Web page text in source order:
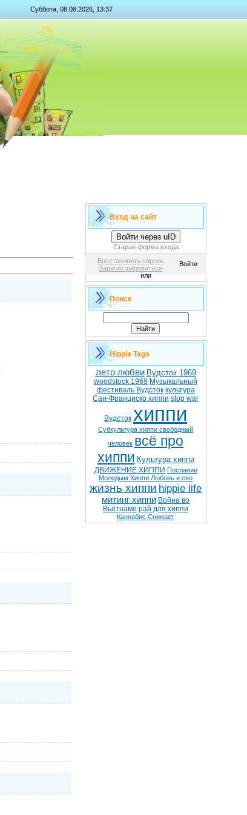
Суббота, 08.08.2026, 13:37
Вход на сайт
Войти через uID
Старая форма входа
Войти
Восстановить пароль
Зарегистрироваться
или
Поиск
Hippie Tags
лето любви Вудсток 1969
woodstock 1969 Музыкальный
фестиваль Вудсток культура
Сан-Франциско хиппи stop war
Вудсток хиппи
Субкультура хиппи свободный
человек всё про
хиппи Культура хиппи
ДВИЖЕНИЕ ХИППИ Послание
Молодым Хиппи Любовь и сво
жизнь хиппи hippie life
митинг хиппи Война во
Вьетнаме рай для хиппи
Каннабис Снижает